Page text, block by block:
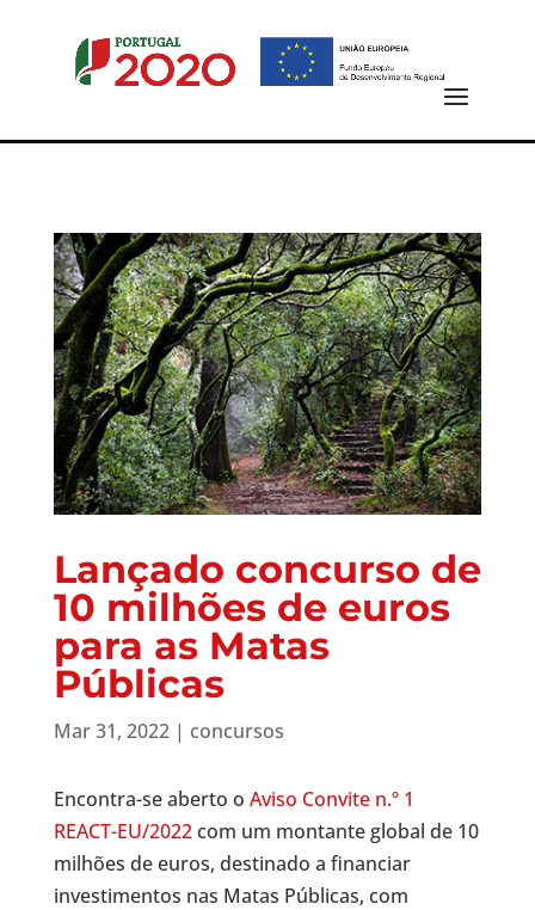
Lançado concurso de
10 milhões de euros
para as Matas
Públicas
Mar 31, 2022| concursos
Encontra-se aberto o Aviso Convite n.º 1
REACT-EU/2022com um montante global de 10
milhões de euros, destinado a financiar
investimentos nas Matas Públicas, com